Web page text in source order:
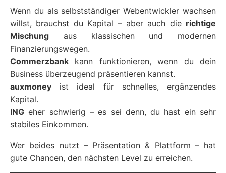
Wenn du als selbstständiger Webentwickler wachsen
willst, brauchst du Kapital – aber auch die richtige
Mischung aus klassischen und modernen
Finanzierungswegen.
Commerzbank kann funktionieren, wenn du dein
Business überzeugend präsentieren kannst.
auxmoney ist ideal für schnelles, ergänzendes
Kapital.
ING eher schwierig – es sei denn, du hast ein sehr
stabiles Einkommen.
Wer beides nutzt – Präsentation & Plattform – hat
gute Chancen, den nächsten Level zu erreichen.